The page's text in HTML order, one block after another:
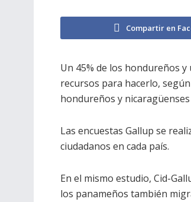
Compartir en
Un 45% de los hondureños
recursos para hacerlo,
hondureños y
Las encuestas Gallup se
ciudadanos en cada país.
En el mismo estudio, Cid-
los panameños también